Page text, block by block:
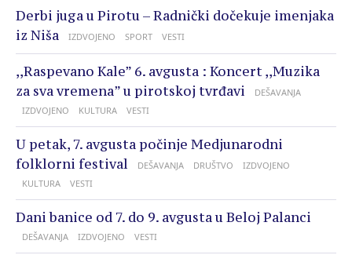
Derbi juga u Pirotu – Radnički dočekuje imenjaka
iz Niša
IZDVOJENO SPORT VESTI
,,Raspevano Kale” 6. avgusta : Koncert ,,Muzika
za sva vremena” u pirotskoj tvrđavi
DEŠAVANJA
IZDVOJENO
KULTURA VESTI
U petak, 7. avgusta počinje Medjunarodni
folklorni festival
DEŠAVANJA DRUŠTVO
IZDVOJENO
KULTURA
VESTI
Dani banice od 7. do 9. avgusta u Beloj Palanci
DEŠAVANJA IZDVOJENO VESTI